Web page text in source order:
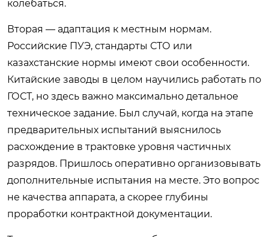
колебаться.
Вторая — адаптация к местным нормам.
Российские ПУЭ, стандарты СТО или
казахстанские нормы имеют свои особенности.
Китайские заводы в целом научились работать по
ГОСТ, но здесь важно максимально детальное
техническое задание. Был случай, когда на этапе
предварительных испытаний выяснилось
расхождение в трактовке уровня частичных
разрядов. Пришлось оперативно организовывать
дополнительные испытания на месте. Это вопрос
не качества аппарата, а скорее глубины
проработки контрактной документации.